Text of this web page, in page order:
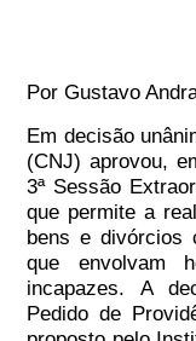
Por Gustavo
Em decisão
(CNJ) aprovou,
3ª Sessão
que permite a
bens e divórcios
que envolvam
incapazes. A
Pedido de